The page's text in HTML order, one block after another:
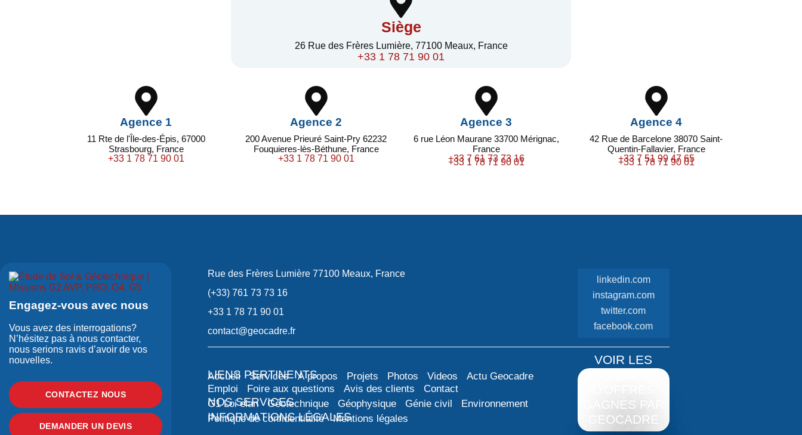
Siège
26 Rue des Frères Lumière, 77100 Meaux, France
+33 1 78 71 90 01
Agence 1
11 Rte de l'Île-des-Épis, 67000
Strasbourg, France
+33 1 78 71 90 01
Agence 2
200 Avenue Prieuré Saint-Pry 62232
Fouquieres-lès-Béthune, France
+33 1 78 71 90 01
Agence 3
6 rue Léon Maurane 33700 Mérignac,
France
+33 7 61 73 73 16
+33 1 78 71 90 01
Agence 4
42 Rue de Barcelone 38070 Saint-
Quentin-Fallavier, France
+33 7 51 99 47 65
+33 1 78 71 90 01
Engagez-vous avec nous
Vous avez des interrogations?
N’hésitez pas à nous contacter,
nous serions ravis d’avoir de vos
nouvelles.
CONTACTEZ NOUS
DEMANDER UN DEVIS
Rue des Frères Lumière 77100 Meaux, France
(+33) 761 73 73 16
+33 1 78 71 90 01
contact@geocadre.fr
linkedin.com
instagram.com
twitter.com
facebook.com
LIENS PERTINENTS
Accueil Services À propos Projets Photos Videos
Actu Geocadre
Emploi
Foire aux questions Avis des clients Contact
NOS SERVICES
G1 Loi elan Géotechnique Géophysique Génie civil Environnement
INFORMATIONS LÉGALES
Politique de confidentialité Mentions légales
VOIR LES
GAGNÉS PAR
GEOCADRE